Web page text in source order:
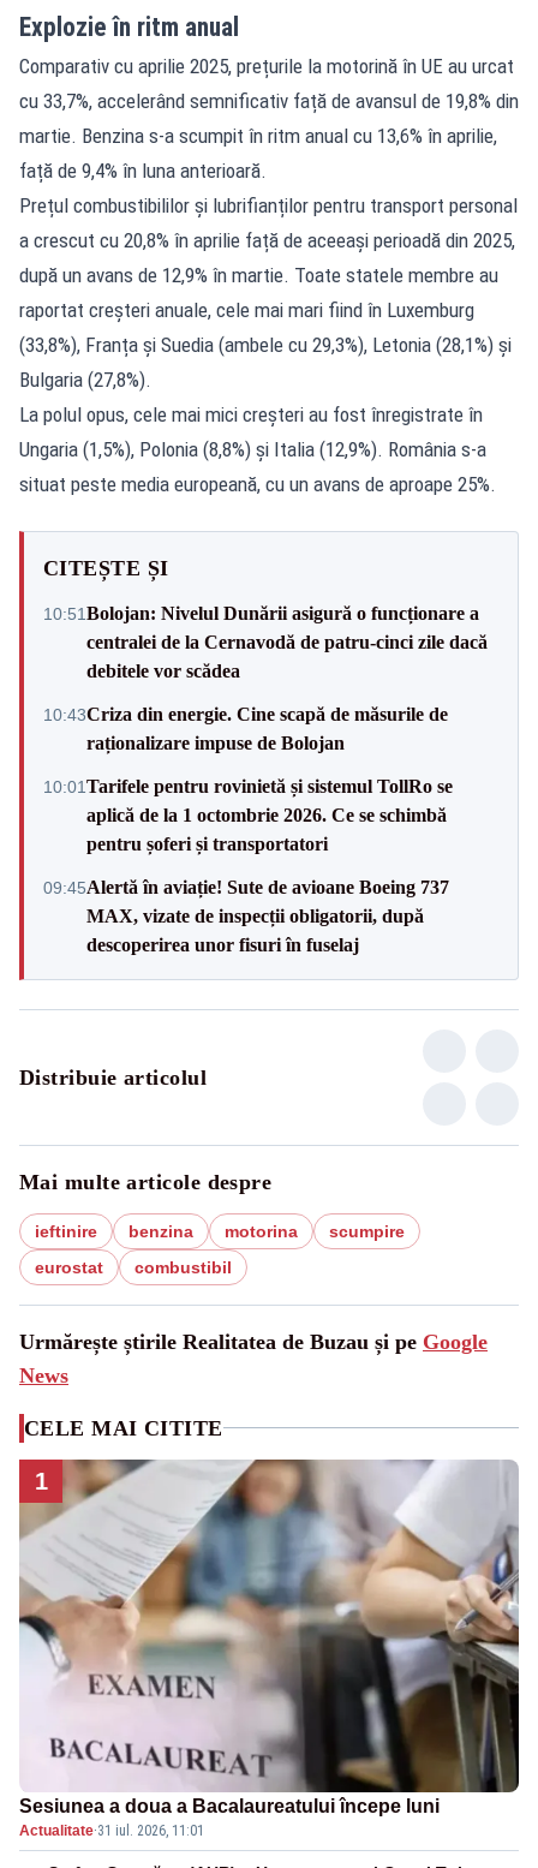
Explozie în ritm anual
Comparativ cu aprilie 2025, prețurile la motorină în UE au urcat
cu 33,7%, accelerând semnificativ față de avansul de 19,8% din
martie. Benzina s-a scumpit în ritm anual cu 13,6% în aprilie,
față de 9,4% în luna anterioară.
Prețul combustibililor și lubrifianților pentru transport personal
a crescut cu 20,8% în aprilie față de aceeași perioadă din 2025,
după un avans de 12,9% în martie. Toate statele membre au
raportat creșteri anuale, cele mai mari fiind în Luxemburg
(33,8%), Franța și Suedia (ambele cu 29,3%), Letonia (28,1%) și
Bulgaria (27,8%).
La polul opus, cele mai mici creșteri au fost înregistrate în
Ungaria (1,5%), Polonia (8,8%) și Italia (12,9%). România s-a
situat peste media europeană, cu un avans de aproape 25%.
CITEȘTE ȘI
10:51Bolojan: Nivelul Dunării asigură o funcționare a
centralei de la Cernavodă de patru-cinci zile dacă
debitele vor scădea
10:43Criza din energie. Cine scapă de măsurile de
raționalizare impuse de Bolojan
10:01Tarifele pentru rovinietă și sistemul TollRo se
aplică de la 1 octombrie 2026. Ce se schimbă
pentru șoferi și transportatori
09:45Alertă în aviație! Sute de avioane Boeing 737
MAX, vizate de inspecții obligatorii, după
descoperirea unor fisuri în fuselaj
Distribuie articolul
Mai multe articole despre
ieftinire benzina motorina
scumpire
eurostat
combustibil
Urmărește știrile Realitatea de Buzau și pe Google
News
CELE MAI CITITE
1
Sesiunea a doua a Bacalaureatului începe luni
Actualitate·31 iul. 2026, 11:01